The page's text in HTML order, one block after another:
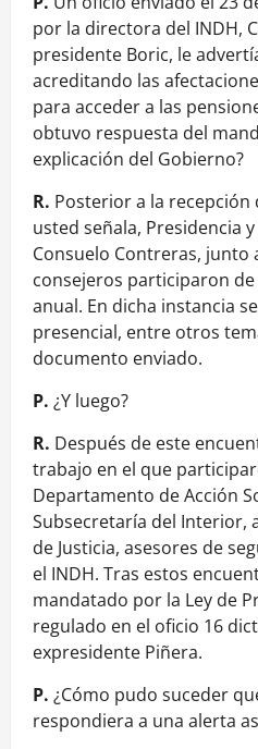
por la directora del INDH,
presidente Boric, le
acreditando las
para acceder a las
obtuvo respuesta del
explicación del Gobierno?
R. Posterior a la recepción
usted señala, Presidencia
Consuelo Contreras, junto
consejeros participaron
anual. En dicha instancia
presencial, entre otros
documento enviado.
P. ¿Y luego?
R. Después de este
trabajo en el que
Departamento de Acción
Subsecretaría del Interior,
de Justicia, asesores de
el INDH. Tras estos
mandatado por la Ley de
regulado en el oficio 16
expresidente Piñera.
P. ¿Cómo pudo suceder
respondiera a una alerta